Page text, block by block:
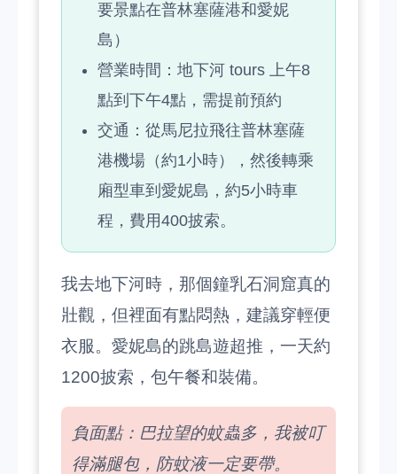
要景點在普林塞薩港和愛妮
島）
營業時間：地下河 tours 上午8
點到下午4點，需提前預約
交通：從馬尼拉飛往普林塞薩
港機場（約1小時），然後轉乘
廂型車到愛妮島，約5小時車
程，費用400披索。
我去地下河時，那個鐘乳石洞窟真的
壯觀，但裡面有點悶熱，建議穿輕便
衣服。愛妮島的跳島遊超推，一天約
1200披索，包午餐和裝備。
負面點：巴拉望的蚊蟲多，我被叮
得滿腿包，防蚊液一定要帶。